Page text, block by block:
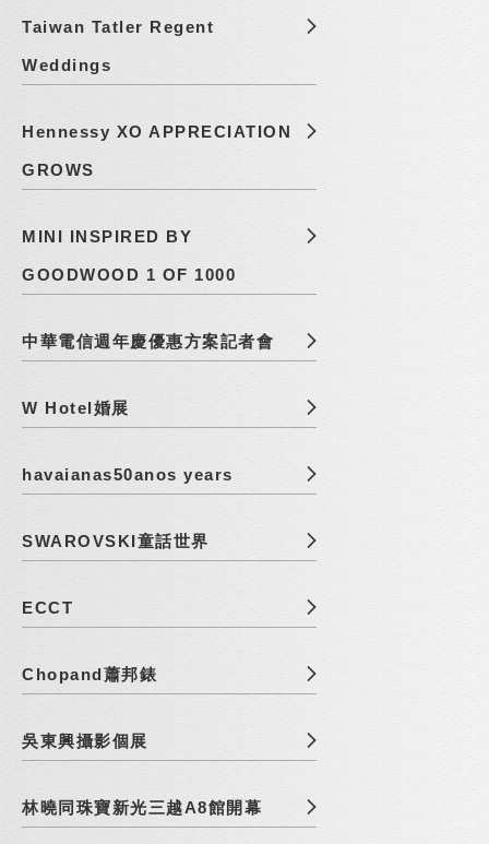
Taiwan Tatler Regent
Weddings
Hennessy XO APPRECIATION
GROWS
MINI INSPIRED BY
GOODWOOD 1 OF 1000
中華電信週年慶優惠方案記者會
W Hotel婚展
havaianas50anos years
SWAROVSKI童話世界
ECCT
Chopand蕭邦錶
吳東興攝影個展
林曉同珠寶新光三越A8館開幕